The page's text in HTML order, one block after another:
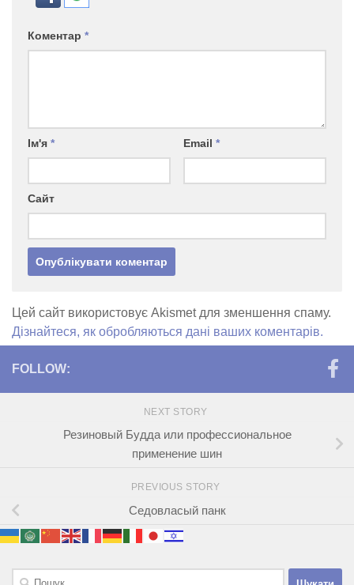
Коментар *
Ім'я * Email *
Сайт
Цей сайт використовує Akismet для зменшення спаму.
Дізнайтеся, як обробляються дані ваших коментарів.
FOLLOW:
NEXT STORY
Резиновый Будда или профессиональное
применение шин
PREVIOUS STORY
Седовласый панк
Пошук: